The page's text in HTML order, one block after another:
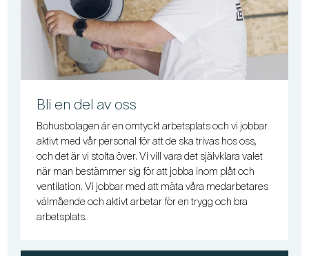
Bli en del av oss
Bohusbolagen är en omtyckt arbetsplats och vi jobbar
aktivt med vår personal för att de ska trivas hos oss,
och det är vi stolta över. Vi vill vara det självklara valet
när man bestämmer sig för att jobba inom plåt och
ventilation. Vi jobbar med att mäta våra medarbetares
välmående och aktivt arbetar för en trygg och bra
arbetsplats.